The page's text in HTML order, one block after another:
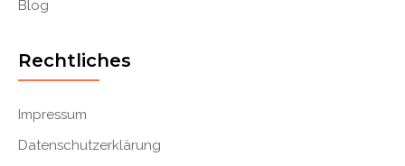
Blog
Rechtliches
Impressum
Datenschutzerklärung